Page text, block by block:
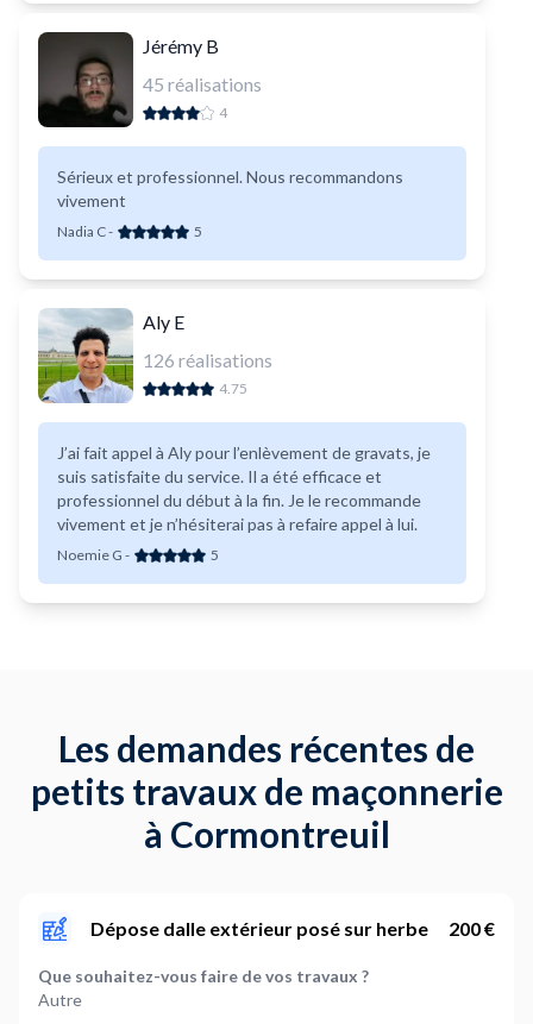
Jérémy B
45 réalisations
4
Sérieux et professionnel. Nous recommandons
vivement
Nadia C- 5
Aly E
126 réalisations
4.75
J’ai fait appel à Aly pour l’enlèvement de gravats, je
suis satisfaite du service. Il a été efficace et
professionnel du début à la fin. Je le recommande
vivement et je n’hésiterai pas à refaire appel à lui.
Noemie G - 5
Les demandes récentes de
petits travaux de maçonnerie
à Cormontreuil
Dépose dalle extérieur posé sur herbe 200 €
Que souhaitez-vous faire de vos travaux ?
Autre